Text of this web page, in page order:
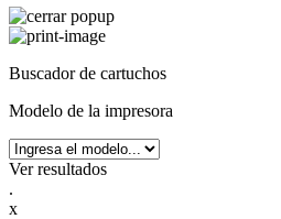
Buscador de cartuchos
Modelo de la impresora
Ver resultados
.
x